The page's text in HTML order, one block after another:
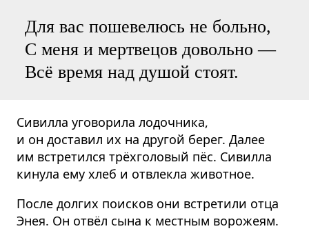
Для вас пошевелюсь не больно,
С меня и мертвецов довольно —
Всё время над душой стоят.
Сивилла уговорила лодочника,
и он доставил их на другой берег. Далее
им встретился трёхголовый пёс. Сивилла
кинула ему хлеб и отвлекла животное.
После долгих поисков они встретили отца
Энея. Он отвёл сына к местным ворожеям.